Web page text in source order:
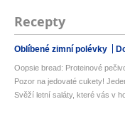
Recepty
Oblíbené zimní polévky
Oopsie bread: Proteinové
Pozor na jedovaté cukety!
Svěží letní saláty, které vás v